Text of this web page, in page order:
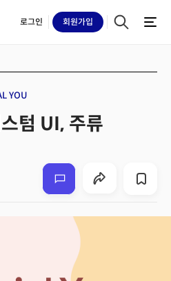
로그인 회원가입
YOU
텀 UI, 주류